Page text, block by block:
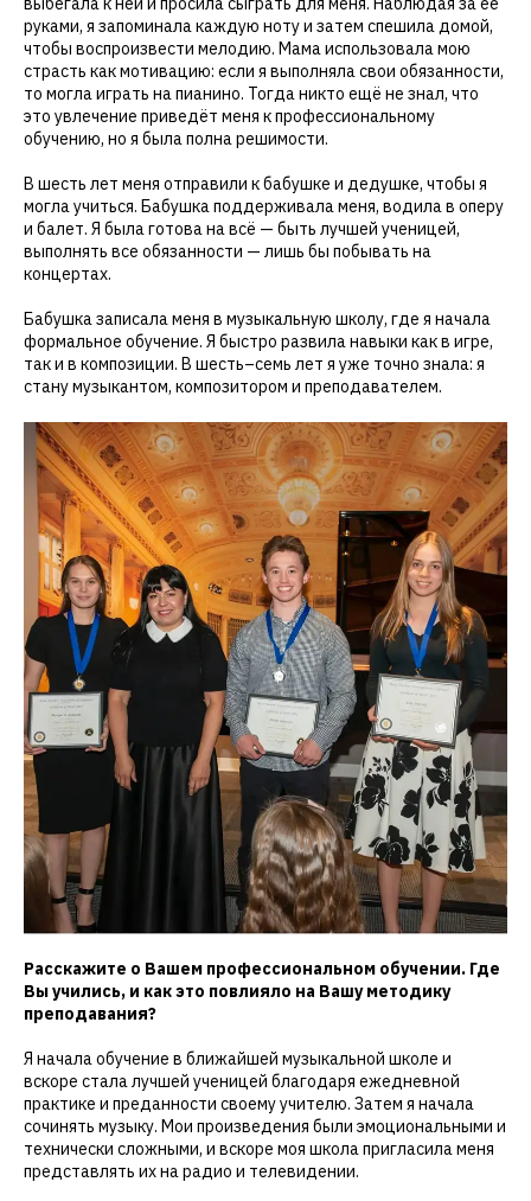
руками, я запоминала каждую ноту и затем спешила домой,
чтобы воспроизвести мелодию. Мама использовала мою
страсть как мотивацию: если я выполняла свои обязанности,
то могла играть на пианино. Тогда никто ещё не знал, что
это увлечение приведёт меня к профессиональному
обучению, но я была полна решимости.
В шесть лет меня отправили к бабушке и дедушке, чтобы я
могла учиться. Бабушка поддерживала меня, водила в оперу
и балет. Я была готова на всё — быть лучшей ученицей,
выполнять все обязанности — лишь бы побывать на
концертах.
Бабушка записала меня в музыкальную школу, где я начала
формальное обучение. Я быстро развила навыки как в игре,
так и в композиции. В шесть–семь лет я уже точно знала: я
стану музыкантом, композитором и преподавателем.
Расскажите о Вашем профессиональном обучении. Где
Вы учились, и как это повлияло на Вашу методику
преподавания?
Я начала обучение в ближайшей музыкальной школе и
вскоре стала лучшей ученицей благодаря ежедневной
практике и преданности своему учителю. Затем я начала
сочинять музыку. Мои произведения были эмоциональными и
технически сложными, и вскоре моя школа пригласила меня
представлять их на радио и телевидении.